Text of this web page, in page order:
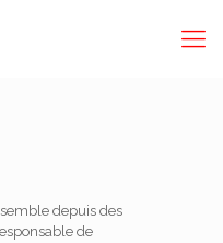
depuis des
de